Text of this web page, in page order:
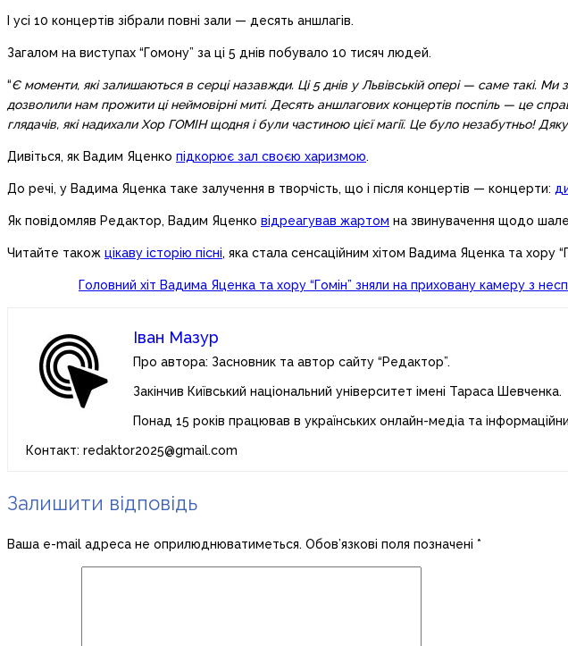
І усі 10 концертів зібрали повні зали — десять аншлагів.
Загалом на виступах “Гомону” за ці 5 днів побувало 10 тисяч людей.
“Є моменти, які залишаються в серці назавжди. Ці 5 днів у Львівській опері — саме такі.
дозволили нам прожити ці неймовірні миті. Десять аншлагових концертів поспіль — це
глядачів, які надихали Хор ГОМІН щодня і були частиною цієї магії. Це було незабутньо!
Дивіться, як Вадим Яценко підкорює зал своєю харизмою.
До речі, у Вадима Яценка таке залучення в творчість, що і після концертів — концерти:
Як повідомляв Редактор, Вадим Яценко відреагував жартом на звинувачення щодо
Читайте також цікаву історію пісні, яка стала сенсаційним хітом Вадима Яценка та хору
Головний хіт Вадима Яценка та хору “Гомін” зняли на приховану камеру з
Іван Мазур
Про автора: Засновник та автор сайту “Редактор”.
Закінчив Київський національний університет імені Тараса Шевченка.
Понад 15 років працював в українських онлайн-медіа та
Контакт: redaktor2025@gmail.com
Залишити відповідь
Ваша e-mail адреса не оприлюднюватиметься. Обов’язкові поля позначені *